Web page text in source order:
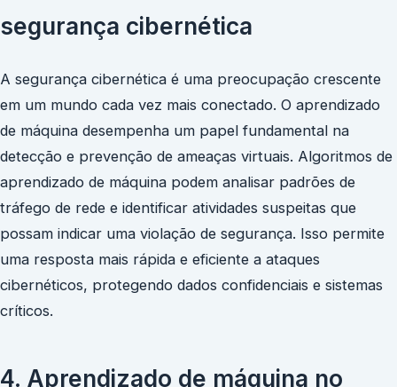
segurança cibernética
A segurança cibernética é uma preocupação crescente
em um mundo cada vez mais conectado. O aprendizado
de máquina desempenha um papel fundamental na
detecção e prevenção de ameaças virtuais. Algoritmos de
aprendizado de máquina podem analisar padrões de
tráfego de rede e identificar atividades suspeitas que
possam indicar uma violação de segurança. Isso permite
uma resposta mais rápida e eficiente a ataques
cibernéticos, protegendo dados confidenciais e sistemas
críticos.
4. Aprendizado de máquina no